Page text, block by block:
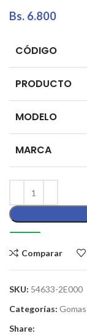
Bs. 6.800
CÓDIGO
PRODUCTO
MODELO
MARCA
Comparar
SKU: 54633-2E000
Categorías: Gomas
Share: